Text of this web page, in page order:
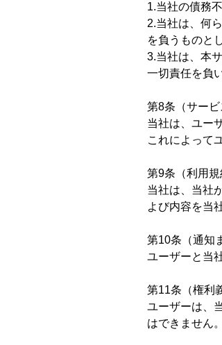
1.当社の債務
2.当社は、何
を負うものと
3.当社は、本
一切責任を負
第8条（サービ
当社は、ユー
これによって
第9条（利用規
当社は、当社
よび内容を当
第10条（通知
ユーザーと当
第11条（権利
ユーザーは、
はできません。